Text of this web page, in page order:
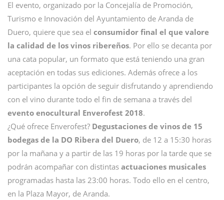
El evento, organizado por la Concejalía de Promoción,
Turismo e Innovación del Ayuntamiento de Aranda de
Duero, quiere que sea el consumidor final el que valore
la calidad de los vinos ribereños. Por ello se decanta por
una cata popular, un formato que está teniendo una gran
aceptación en todas sus ediciones. Además ofrece a los
participantes la opción de seguir disfrutando y aprendiendo
con el vino durante todo el fin de semana a través del
evento enocultural Enverofest 2018.
¿Qué ofrece Enverofest? Degustaciones de vinos de 15
bodegas de la DO Ribera del Duero, de 12 a 15:30 horas
por la mañana y a partir de las 19 horas por la tarde que se
podrán acompañar con distintas actuaciones musicales
programadas hasta las 23:00 horas. Todo ello en el centro,
en la Plaza Mayor, de Aranda.